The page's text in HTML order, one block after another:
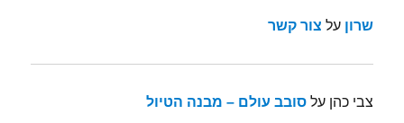
שרון על צור קשר
צבי כהן עלסובב עולם – מבנה הטיול